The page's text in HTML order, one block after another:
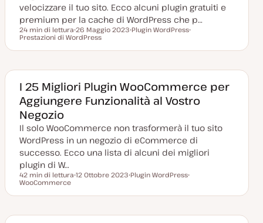
velocizzare il tuo sito. Ecco alcuni plugin gratuiti e
premium per la cache di WordPress che p…
Tempo di lettura
24 min di lettura
D
t
a
g
i
o
r
t
26 Maggio 2023
g
m
n
t
o
Plugin WordPress
g
m
n
t
o
Prestazioni di WordPress
I 25 Migliori Plugin WooCommerce per
Aggiungere Funzionalità al Vostro
Negozio
Il solo WooCommerce non trasformerà il tuo sito
WordPress in un negozio di eCommerce di
successo. Ecco una lista di alcuni dei migliori
plugin di W…
Tempo di lettura
42 min di lettura
t
a
12 Ottobre 2023
g
m
Plugin WordPress
g
m
WooCommerce